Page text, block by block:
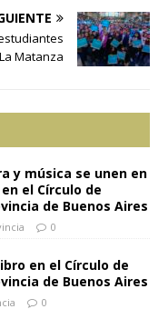
Matanza
y música se unen en
el Círculo de
de Buenos Aires
0
en el Círculo de
de Buenos Aires
0